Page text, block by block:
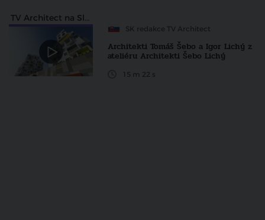
TV Architect na Slovensku
SK redakce TV Architect
Architekti Tomáš Šebo a Igor Lichý z
ateliéru Architekti Šebo Lichý
15 m 22 s